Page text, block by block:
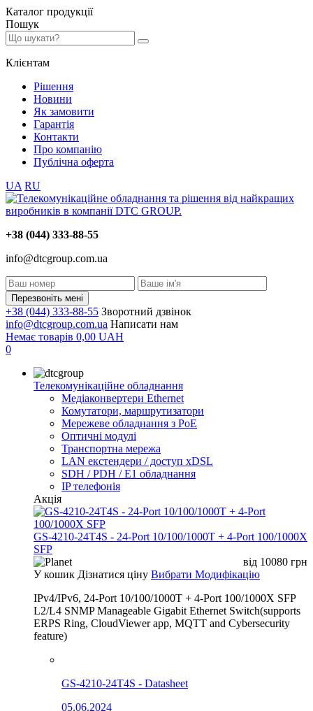
Каталог продукції
Пошук
Клієнтам
Рішення
Новини
Як замовити
Гарантія
Контакти
Про компанію
Публічна оферта
UA RU
+38 (044) 333-88-55
info@dtcgroup.com.ua
Перезвоніть мені
+38 (044) 333-88-55 Зворотний дзвінок
info@dtcgroup.com.ua Написати нам
Немає товарів 0,00 UAH
0
Телекомунікаційне обладнання
Медіаконвертери Ethernet
Комутатори, маршрутизатори
Мережеве обладнання з PoE
Оптичні модулі
Транспортна мережа
LAN екстендери / доступ xDSL
SDH / PDH / E1 обладнання
IP телефонія
Акція
GS-4210-24T4S - 24-Port 10/100/1000T + 4-Port 100/1000X
SFP
від 10080 грн
У кошик Дізнатися ціну Вибрати Модифікацію
IPv4/IPv6, 24-Port 10/100/1000T + 4-Port 100/1000X SFP
L2/L4 SNMP Manageable Gigabit Ethernet Switch(supports
ERPS Ring, CloudViewer app, MQTT and Cybersecurity
feature)
GS-4210-24T4S - Datasheet
05.06.2024